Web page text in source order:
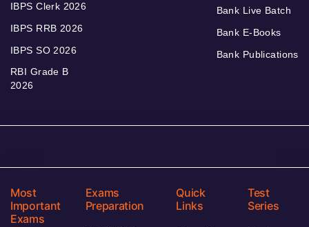
IBPS Clerk 2026
IBPS RRB 2026
IBPS SO 2026
RBI Grade B
2026
Bank Live Batch
Bank E-Books
Bank Publications
Most
Important
Exams
Exams
Preparation
Quick
Links
Test
Series